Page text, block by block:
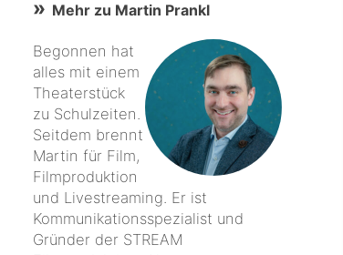
Mehr zu Martin Prankl
Begonnen hat
alles mit einem
Theaterstück
zu Schulzeiten.
Seitdem brennt
Martin für Film,
Filmproduktion
und Livestreaming. Er ist
Kommunikationsspezialist und
Gründer der STREAM